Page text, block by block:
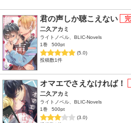
君の声しか聴こえない
二久アカミ
ライトノベル、BLIC-Novels
1巻
500pt
(5.0)
投稿数1件
オマエでさえなければ！
二久アカミ
ライトノベル、BLIC-Novels
1巻
500pt
(3.0)